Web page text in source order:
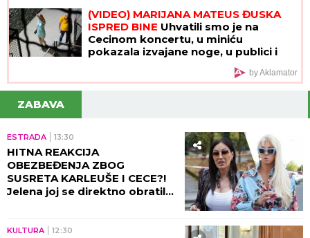
(VIDEO) MARIJANA MATEUS ĐUSKA
ISPRED BINE Uhvatili smo je na
Cecinom koncertu, u miniću
pokazala izvajane noge, u publici i
ova poznata pevačica uživa sa
by Aklamator
ZABAVA
ESTRADA 13:30
HITNA REAKCIJA
OBEZBEĐENJA ZBOG
SUSRETA KARLEUŠE I CECE?!
Jelena joj se direktno obratila,
KULTURA 12:30